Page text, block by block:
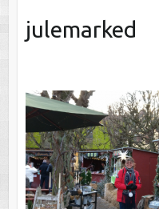
julemarked